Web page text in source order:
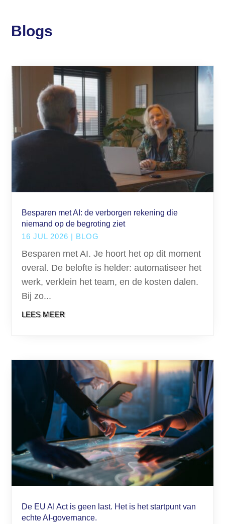
Blogs
Besparen met AI: de verborgen rekening die
niemand op de begroting ziet
16 JUL 2026 | BLOG
Besparen met AI. Je hoort het op dit moment
overal. De belofte is helder: automatiseer het
werk, verklein het team, en de kosten dalen.
Bij zo...
LEES MEER
De EU AI Act is geen last. Het is het startpunt van
echte AI-governance.